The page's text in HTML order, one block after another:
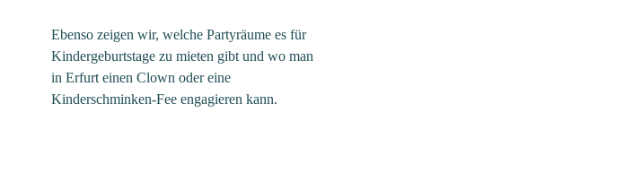
Ebenso zeigen wir, welche Partyräume es für
Kindergeburtstage zu mieten gibt und wo man
in Erfurt einen Clown oder eine
Kinderschminken-Fee engagieren kann.